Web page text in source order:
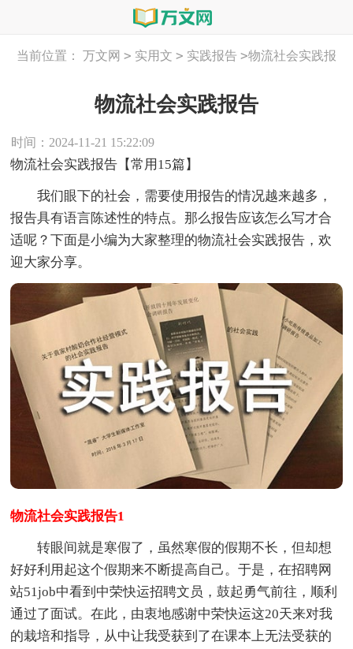
当前位置： 万文网 > 实用文 > 实践报告 >物流社会实践报
物流社会实践报告
时间：2024-11-21 15:22:09
物流社会实践报告【常用15篇】
我们眼下的社会，需要使用报告的情况越来越多，
报告具有语言陈述性的特点。那么报告应该怎么写才合
适呢？下面是小编为大家整理的物流社会实践报告，欢
迎大家分享。
物流社会实践报告1
转眼间就是寒假了，虽然寒假的假期不长，但却想
好好利用起这个假期来不断提高自己。于是，在招聘网
站51job中看到中荣快运招聘文员，鼓起勇气前往，顺利
通过了面试。在此，由衷地感谢中荣快运这20天来对我
的栽培和指导，从中让我受获到了在课本上无法受获的